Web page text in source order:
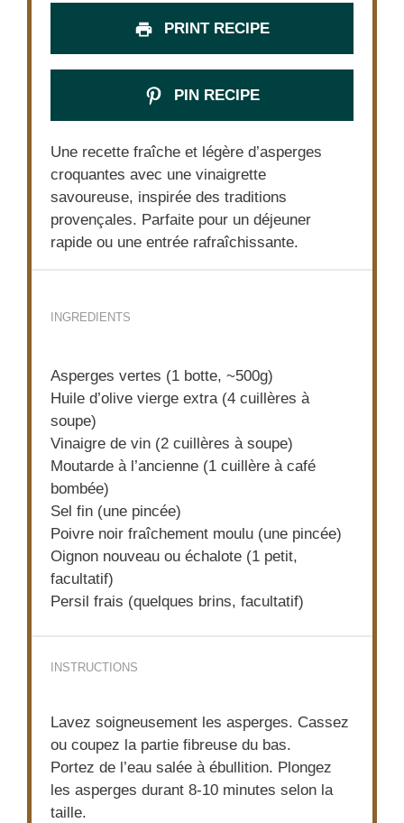
PRINT RECIPE
PIN RECIPE
Une recette fraîche et légère d’asperges
croquantes avec une vinaigrette
savoureuse, inspirée des traditions
provençales. Parfaite pour un déjeuner
rapide ou une entrée rafraîchissante.
INGREDIENTS
Asperges vertes (1 botte, ~500g)
Huile d’olive vierge extra (4 cuillères à
soupe)
Vinaigre de vin (2 cuillères à soupe)
Moutarde à l’ancienne (1 cuillère à café
bombée)
Sel fin (une pincée)
Poivre noir fraîchement moulu (une pincée)
Oignon nouveau ou échalote (1 petit,
facultatif)
Persil frais (quelques brins, facultatif)
INSTRUCTIONS
Lavez soigneusement les asperges. Cassez
ou coupez la partie fibreuse du bas.
Portez de l’eau salée à ébullition. Plongez
les asperges durant 8-10 minutes selon la
taille.